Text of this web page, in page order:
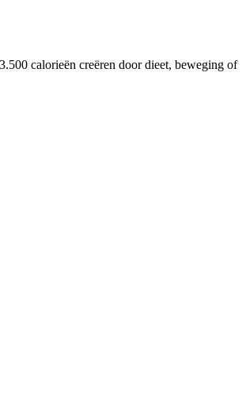
calorieën creëren door dieet, beweging of